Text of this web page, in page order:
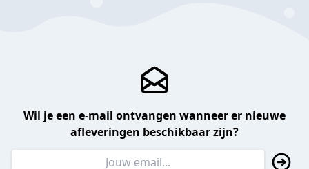
Wil je een e-mail ontvangen wanneer er nieuwe
afleveringen beschikbaar zijn?